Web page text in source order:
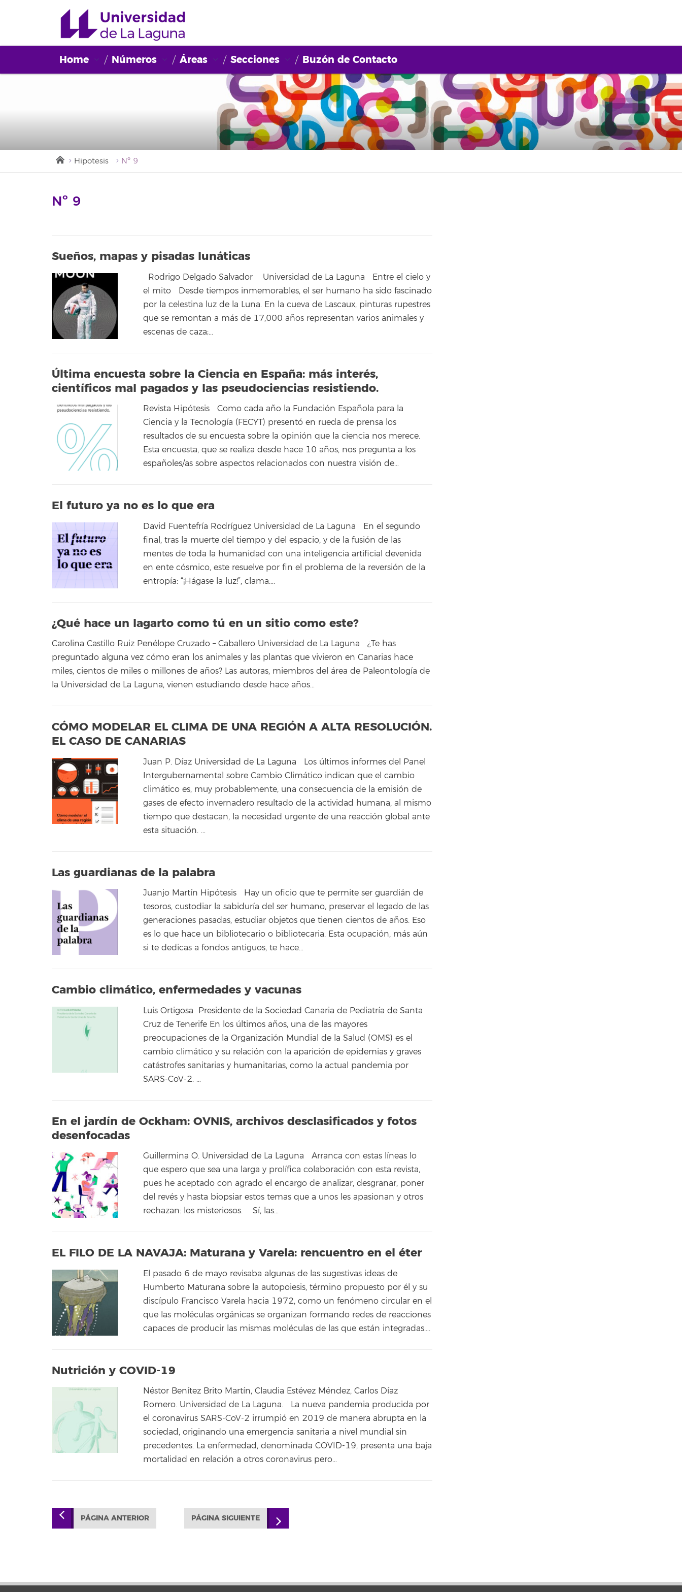
Home Números Áreas Secciones Buzón de Contacto
Hipotesis Nº 9
Nº 9
Sueños, mapas y pisadas lunáticas
Rodrigo Delgado Salvador Universidad de La Laguna Entre el cielo y
el mito Desde tiempos inmemorables, el ser humano ha sido fascinado
por la celestina luz de la Luna. En la cueva de Lascaux, pinturas rupestres
que se remontan a más de 17,000 años representan varios animales y
escenas de caza;…
Última encuesta sobre la Ciencia en España: más interés,
científicos mal pagados y las pseudociencias resistiendo.
Revista Hipótesis Como cada año la Fundación Española para la
Ciencia y la Tecnología (FECYT) presentó en rueda de prensa los
resultados de su encuesta sobre la opinión que la ciencia nos merece.
Esta encuesta, que se realiza desde hace 10 años, nos pregunta a los
españoles/as sobre aspectos relacionados con nuestra visión de…
El futuro ya no es lo que era
David Fuentefría Rodríguez Universidad de La Laguna En el segundo
final, tras la muerte del tiempo y del espacio, y de la fusión de las
mentes de toda la humanidad con una inteligencia artificial devenida
en ente cósmico, este resuelve por fin el problema de la reversión de la
entropía: “¡Hágase la luz!”, clama….
¿Qué hace un lagarto como tú en un sitio como este?
Carolina Castillo Ruiz Penélope Cruzado – Caballero Universidad de La Laguna ¿Te has
preguntado alguna vez cómo eran los animales y las plantas que vivieron en Canarias hace
miles, cientos de miles o millones de años? Las autoras, miembros del área de Paleontología de
la Universidad de La Laguna, vienen estudiando desde hace años…
CÓMO MODELAR EL CLIMA DE UNA REGIÓN A ALTA RESOLUCIÓN.
EL CASO DE CANARIAS
Juan P. Díaz Universidad de La Laguna Los últimos informes del Panel
Intergubernamental sobre Cambio Climático indican que el cambio
climático es, muy probablemente, una consecuencia de la emisión de
gases de efecto invernadero resultado de la actividad humana, al mismo
tiempo que destacan, la necesidad urgente de una reacción global ante
esta situación. …
Las guardianas de la palabra
Juanjo Martín Hipótesis Hay un oficio que te permite ser guardián de
tesoros, custodiar la sabiduría del ser humano, preservar el legado de las
generaciones pasadas, estudiar objetos que tienen cientos de años. Eso
es lo que hace un bibliotecario o bibliotecaria. Esta ocupación, más aún
si te dedicas a fondos antiguos, te hace…
Cambio climático, enfermedades y vacunas
Luis Ortigosa Presidente de la Sociedad Canaria de Pediatría de Santa
Cruz de Tenerife En los últimos años, una de las mayores
preocupaciones de la Organización Mundial de la Salud (OMS) es el
cambio climático y su relación con la aparición de epidemias y graves
catástrofes sanitarias y humanitarias, como la actual pandemia por
SARS-CoV-2. …
En el jardín de Ockham: OVNIS, archivos desclasificados y fotos
desenfocadas
Guillermina O. Universidad de La Laguna Arranca con estas líneas lo
que espero que sea una larga y prolífica colaboración con esta revista,
pues he aceptado con agrado el encargo de analizar, desgranar, poner
del revés y hasta biopsiar estos temas que a unos les apasionan y otros
rechazan: los misteriosos. Sí, las…
EL FILO DE LA NAVAJA: Maturana y Varela: rencuentro en el éter
El pasado 6 de mayo revisaba algunas de las sugestivas ideas de
Humberto Maturana sobre la autopoiesis, término propuesto por él y su
discípulo Francisco Varela hacia 1972, como un fenómeno circular en el
que las moléculas orgánicas se organizan formando redes de reacciones
capaces de producir las mismas moléculas de las que están integradas….
Nutrición y COVID-19
Néstor Benítez Brito Martín, Claudia Estévez Méndez, Carlos Díaz
Romero. Universidad de La Laguna. La nueva pandemia producida por
el coronavirus SARS-CoV-2 irrumpió en 2019 de manera abrupta en la
sociedad, originando una emergencia sanitaria a nivel mundial sin
precedentes. La enfermedad, denominada COVID-19, presenta una baja
mortalidad en relación a otros coronavirus pero…
PÁGINA ANTERIOR PÁGINA SIGUIENTE